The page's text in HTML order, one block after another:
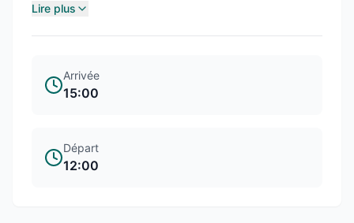
Lire plus
Arrivée
15:00
Départ
12:00